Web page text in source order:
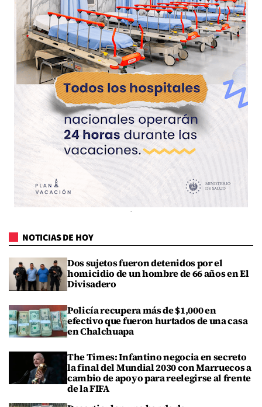
NOTICIAS DE HOY
Dos sujetos fueron detenidos por el
homicidio de un hombre de 66 años en El
Divisadero
Policía recupera más de $1,000 en
efectivo que fueron hurtados de una casa
en Chalchuapa
The Times: Infantino negocia en secreto
la final del Mundial 2030 con Marruecos a
cambio de apoyo para reelegirse al frente
de la FIFA